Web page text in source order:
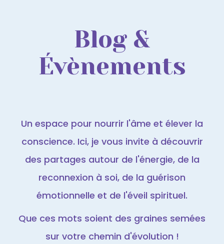
Blog &
Évènements
Un espace pour nourrir l'âme et élever la
conscience. Ici, je vous invite à découvrir
des partages autour de l'énergie, de la
reconnexion à soi, de la guérison
émotionnelle et de l'éveil spirituel.
Que ces mots soient des graines semées
sur votre chemin d'évolution !